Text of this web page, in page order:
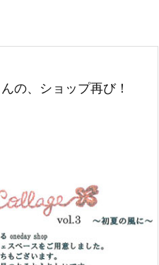

の、ショップ再び！